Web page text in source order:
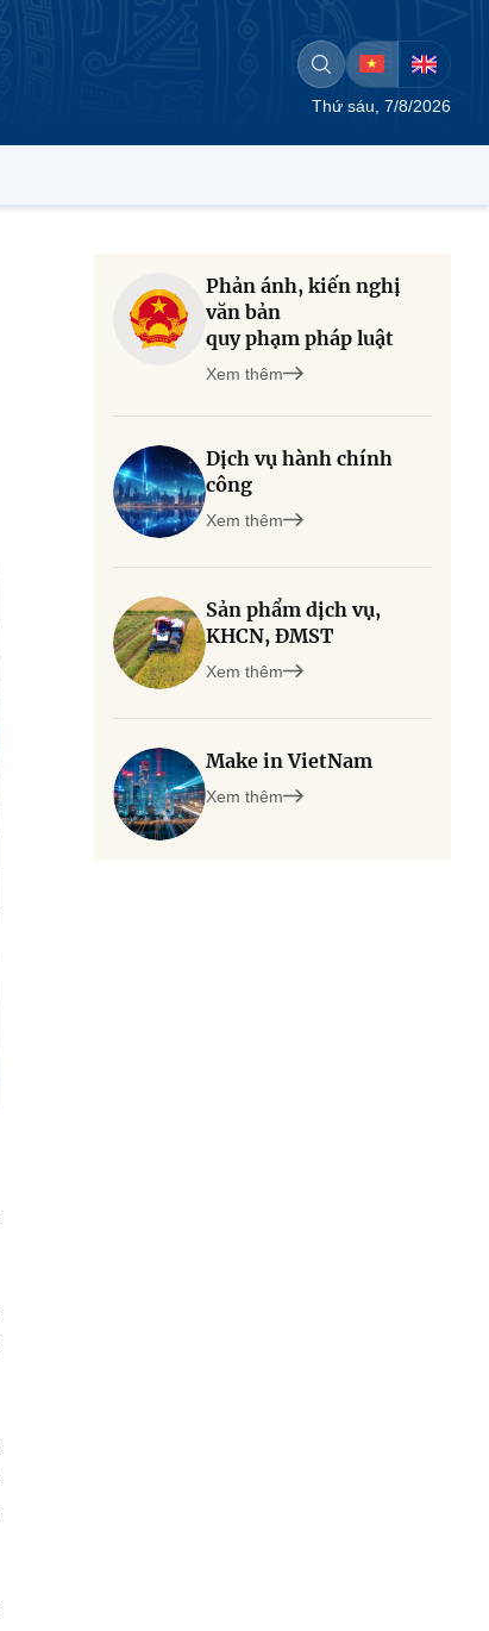
Thứ sáu, 7/8/2026
Phản ánh, kiến nghị
văn bản
quy phạm pháp luật
Xem thêm
Dịch vụ hành chính
công
Xem thêm
Sản phẩm dịch vụ,
KHCN, ĐMST
Xem thêm
Make in VietNam
Xem thêm